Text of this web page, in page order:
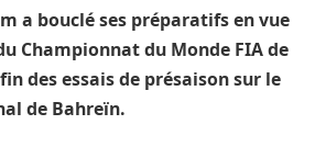
a bouclé ses préparatifs en vue
Championnat du Monde FIA de
des essais de présaison sur le
de Bahreïn.